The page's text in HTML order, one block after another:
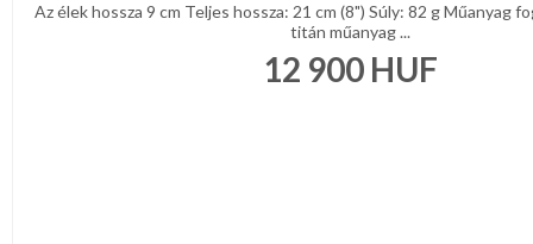
Az élek hossza 9 cm Teljes hossza: 21 cm (8") Súly: 82 g Műanyag
titán műanyag ...
12 900 HUF